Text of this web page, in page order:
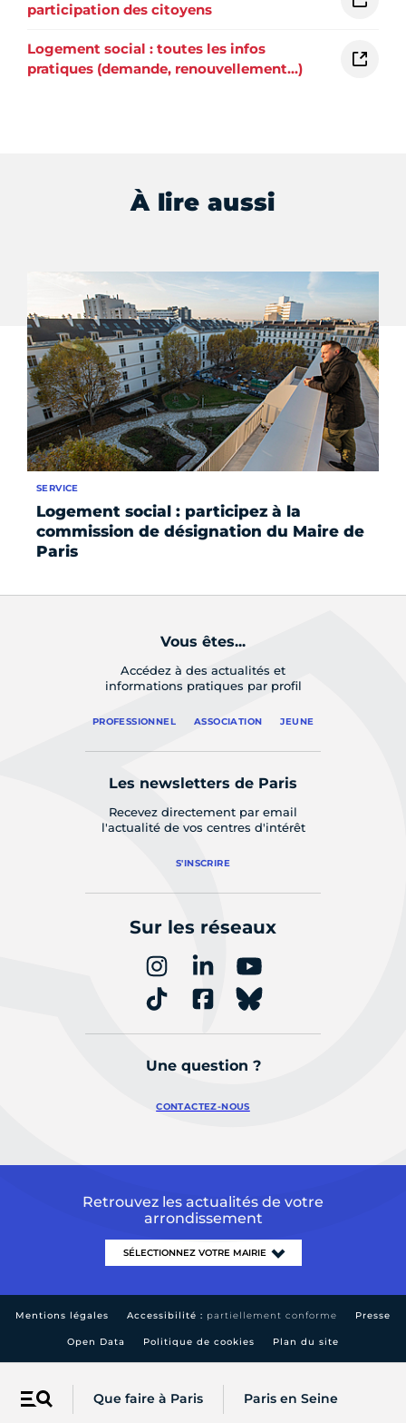
Menu Que faire à Paris Paris en Seine
participation des citoyens
Logement social : toutes les infos
pratiques (demande, renouvellement…)
À lire aussi
Logement social : participez à la
commission de désignation du Maire de
Paris
SERVICE
Vous êtes...
Accédez à des actualités et
informations pratiques par profil
PROFESSIONNEL ASSOCIATION JEUNE
Les newsletters de Paris
Recevez directement par email
l'actualité de vos centres d'intérêt
S'INSCRIRE
Sur les réseaux
Une question ?
CONTACTEZ-NOUS
Retrouvez les actualités de votre
arrondissement
Mentions légales Accessibilité : partiellement conforme Presse
Open Data Politique de cookies Plan du site